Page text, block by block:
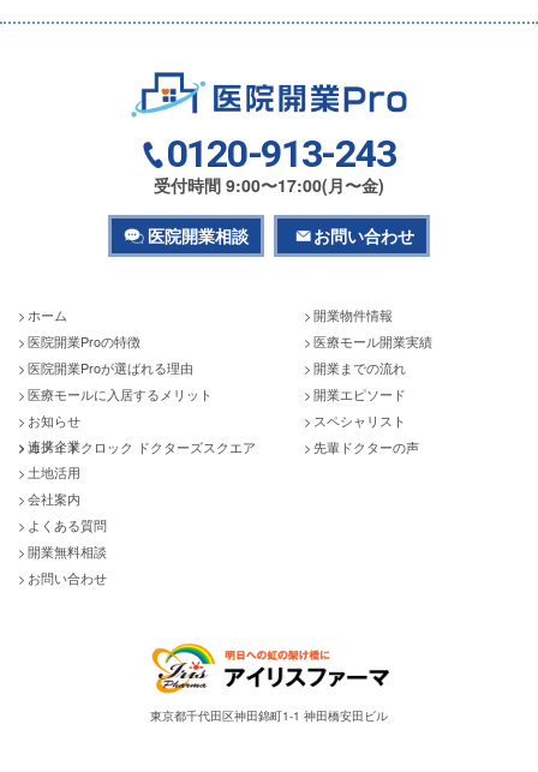
0120-913-243
受付時間 9:00〜17:00(月〜金)
医院開業相談 お問い合わせ
ホーム
医院開業Proの特徴
医院開業Proが選ばれる理由
医療モールに入居するメリット
お知らせ
カメイドクロック ドクターズスクエア
開業物件情報
医療モール開業実績
開業までの流れ
開業エピソード
スペシャリスト
先輩ドクターの声
連携企業
土地活用
会社案内
よくある質問
開業無料相談
お問い合わせ
東京都千代田区神田錦町1-1 神田橋安田ビル